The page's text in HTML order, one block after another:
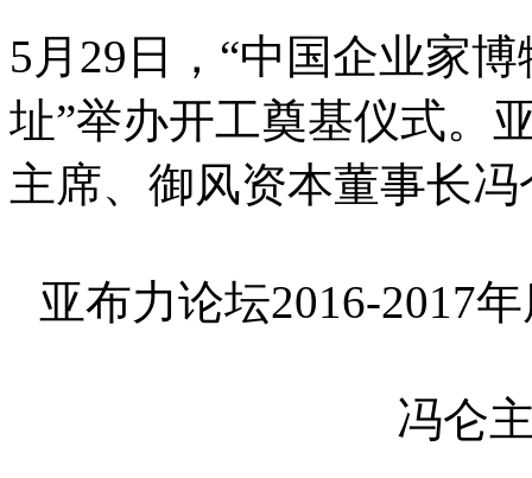
5月29日，“中国企业家
址”举办开工奠基仪式。
主席、御风资本董事长
亚布力论坛2016-2017
冯仑